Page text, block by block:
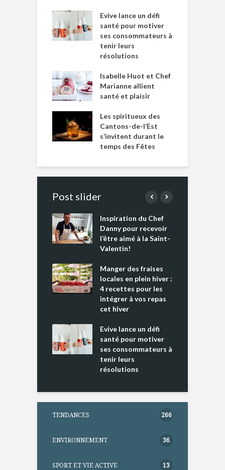
Evive lance un défi
santé pour motiver
ses consommateurs à
tenir leurs
résolutions
Isabelle Huot et Chef
Marianne allient
santé et plaisir
Les spiritueux des
Cantons-de-l’Est
s’invitent durant le
temps des Fêtes
Post slider
Inspiration du Chef
Danny pour recevoir
l’être aimé à la Saint-
Valentin!
Manger des fraises
locales en plein hiver :
4 recettes pour les
intégrer à vos repas
cet hiver
Evive lance un défi
santé pour motiver
ses consommateurs à
tenir leurs
résolutions
TENDANCES 266
ENVIRONNEMENT 36
SPORT ET VIE ACTIVE 13